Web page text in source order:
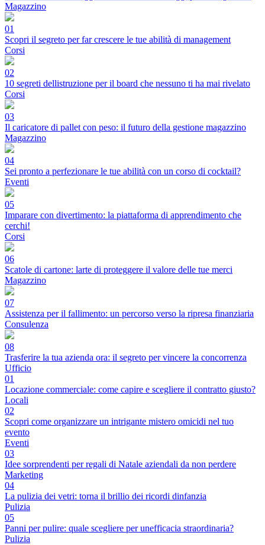
Magazzino
01
Scopri il segreto per far crescere le tue abilità di management
Corsi
02
10 segreti dellistruzione per il board che nessuno ti ha mai rivelato
Corsi
03
Il caricatore di pallet con peso: il futuro della gestione magazzino
Magazzino
04
Sei pronto a perfezionare le tue abilità con un corso di cocktail?
Eventi
05
Imparare con divertimento: la piattaforma di apprendimento che
cerchi!
Corsi
06
Scatole di cartone: larte di proteggere il valore delle tue merci
Magazzino
07
Assistenza per il fallimento: un percorso verso la ripresa finanziaria
Consulenza
08
Trasferire la tua azienda ora: il segreto per vincere la concorrenza
Ufficio
01
Locazione commerciale: come capire e scegliere il contratto giusto?
Locali
02
Scopri come organizzare un intrigante mistero omicidi nel tuo
evento
Eventi
03
Idee sorprendenti per regali di Natale aziendali da non perdere
Marketing
04
La pulizia dei vetri: torna il brillio dei ricordi dinfanzia
Pulizia
05
Panni per pulire: quale scegliere per unefficacia straordinaria?
Pulizia